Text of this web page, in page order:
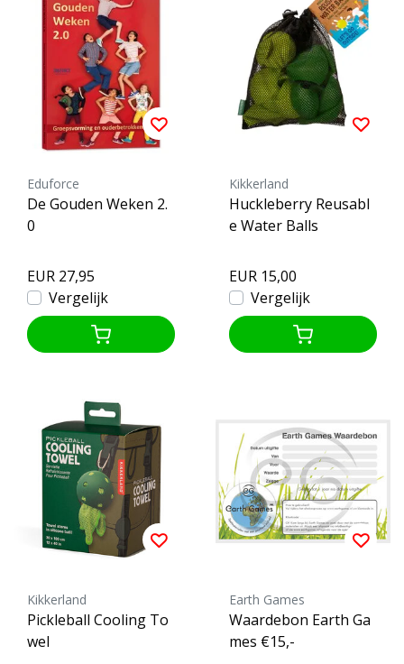
Eduforce
De Gouden Weken 2.
0
EUR 27,95
Vergelijk
Kikkerland
Huckleberry Reusabl
e Water Balls
EUR 15,00
Vergelijk
Kikkerland
Pickleball Cooling To
wel
Earth Games
Waardebon Earth Ga
mes €15,-